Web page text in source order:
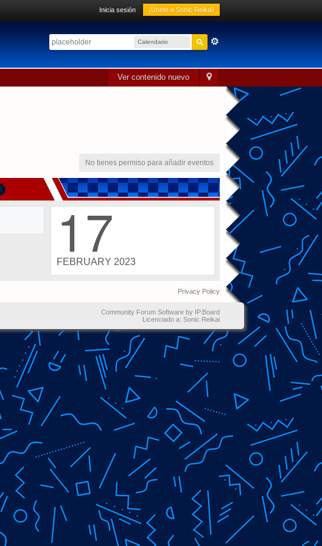
Inicia sesión ¡Únete a Sonic Reikai!
Calendario
sónico
Ver contenido nuevo
No tienes permiso para añadir eventos
17
FEBRUARY 2023
Privacy Policy
Community Forum Software by IP.Board
Licenciado a: Sonic Reikai